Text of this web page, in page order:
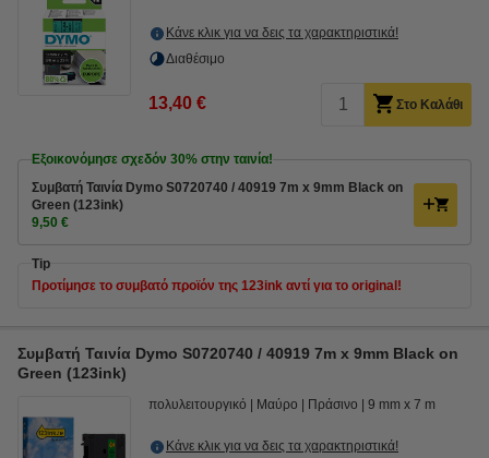
Κάνε κλικ για να δεις τα χαρακτηριστικά!
Διαθέσιμο
13,40 € Στο Καλάθι
Εξοικονόμησε σχεδόν 30% στην ταινία!
Συμβατή Ταινία Dymo S0720740 / 40919 7m x 9mm Black on
Green (123ink)
9,50 €
Tip
Προτίμησε το συμβατό προϊόν της 123ink αντί για το original!
Συμβατή Ταινία Dymo S0720740 / 40919 7m x 9mm Black on
Green (123ink)
πολυλειτουργικό Μαύρο Πράσινο 9 mm x 7 m
Κάνε κλικ για να δεις τα χαρακτηριστικά!